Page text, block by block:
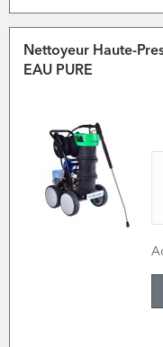
Nettoyeur Haute-
EAU PURE